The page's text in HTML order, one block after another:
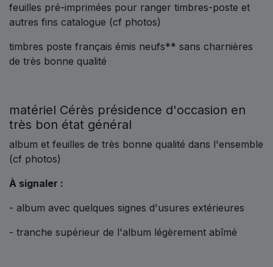
feuilles pré-imprimées pour ranger timbres-poste et
autres fins catalogue (cf photos)
timbres poste français émis neufs** sans charnières
de très bonne qualité
matériel Cérès présidence d'occasion en
très bon état général
album et feuilles de très bonne qualité dans l'ensemble
(cf photos)
À signaler :
- album avec quelques signes d'usures extérieures
- tranche supérieur de l'album légèrement abîmé